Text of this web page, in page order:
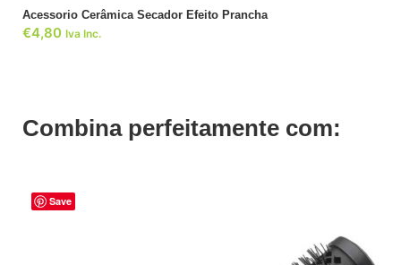
Acessorio Cerâmica Secador Efeito Prancha
€4,80 Iva Inc.
Combina perfeitamente com:
Save